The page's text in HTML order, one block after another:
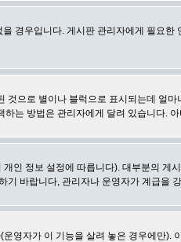
경우입니다. 게시판 관리자에게 필요
으로 별이나 블럭으로 표시되는데 얼
는 방법은 관리자에게 달려 있습니다.
인 정보 설정에 따릅니다). 대부분의
바랍니다, 관리자나 운영자가 계급을
영자가 이 기능을 살려 놓은 경우에만).